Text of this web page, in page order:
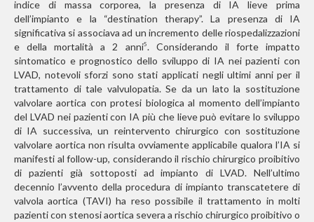
indice di massa corporea, la presenza di IA lieve prima
dell’impianto e la “destination therapy”. La presenza di IA
significativa si associava ad un incremento delle riospedalizzazioni
e della mortalità a 2 anni5. Considerando il forte impatto
sintomatico e prognostico dello sviluppo di IA nei pazienti con
LVAD, notevoli sforzi sono stati applicati negli ultimi anni per il
trattamento di tale valvulopatia. Se da un lato la sostituzione
valvolare aortica con protesi biologica al momento dell’impianto
del LVAD nei pazienti con IA più che lieve può evitare lo sviluppo
di IA successiva, un reintervento chirurgico con sostituzione
valvolare aortica non risulta ovviamente applicabile qualora l’IA si
manifesti al follow-up, considerando il rischio chirurgico proibitivo
di pazienti già sottoposti ad impianto di LVAD. Nell’ultimo
decennio l’avvento della procedura di impianto transcatetere di
valvola aortica (TAVI) ha reso possibile il trattamento in molti
pazienti con stenosi aortica severa a rischio chirurgico proibitivo o